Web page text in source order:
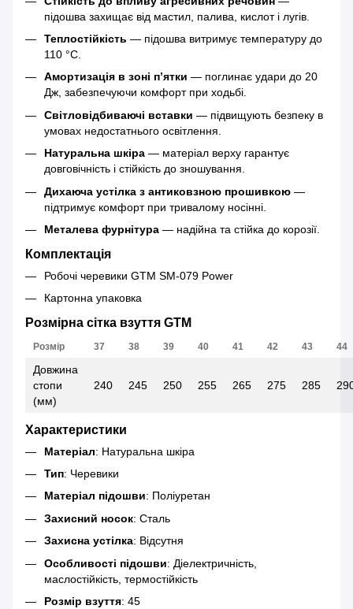
підошва захищає від мастил, палива, кислот і лугів.
Теплостійкість — підошва витримує температуру до
110 °C.
Амортизація в зоні п’ятки — поглинає удари до 20
Дж, забезпечуючи комфорт при ходьбі.
Світловідбиваючі вставки — підвищують безпеку в
умовах недостатнього освітлення.
Натуральна шкіра — матеріал верху гарантує
довговічність і стійкість до зношування.
Дихаюча устілка з антиковзною прошивкою —
підтримує комфорт при тривалому носінні.
Металева фурнітура — надійна та стійка до корозії.
Комплектація
Робочі черевики GTM SM-079 Power
Картонна упаковка
Розмірна сітка взуття GTM
Розмір 37 38 39 40 41 42 43 44
Довжина
стопи
(мм)
240 245 250 255 265 275 285
Характеристики
Матеріал: Натуральна шкіра
Тип: Черевики
Матеріал підошви: Поліуретан
Захисний носок: Сталь
Захисна устілка: Відсутня
Особливості підошви: Діелектричність,
маслостійкість, термостійкість
Розмір взуття: 45